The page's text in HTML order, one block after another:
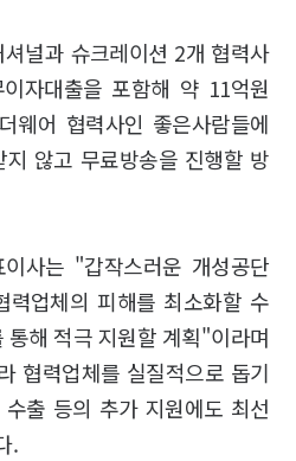
널과 슈크레이션 2개 협력사
자대출을 포함해 약 11억원
웨어 협력사인 좋은사람들에
않고 무료방송을 진행할 방
사는 "갑작스러운 개성공단
력업체의 피해를 최소화할 수
해 적극 지원할 계획"이라며
협력업체를 실질적으로 돕기
출 등의 추가 지원에도 최선
.